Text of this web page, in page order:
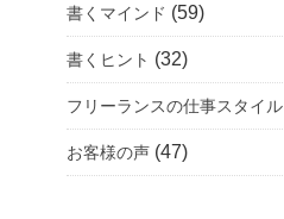
書くマインド (59)
書くヒント (32)
フリーランスの仕事スタイル
お客様の声 (47)